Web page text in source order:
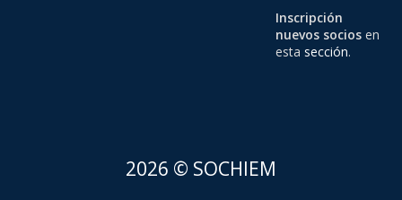
Inscripción
nuevos sociosen
esta sección.
2026 © SOCHIEM